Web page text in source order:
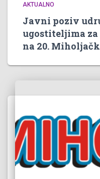
AKTUALNO
Javni poziv
ugostiteljima
na 20.